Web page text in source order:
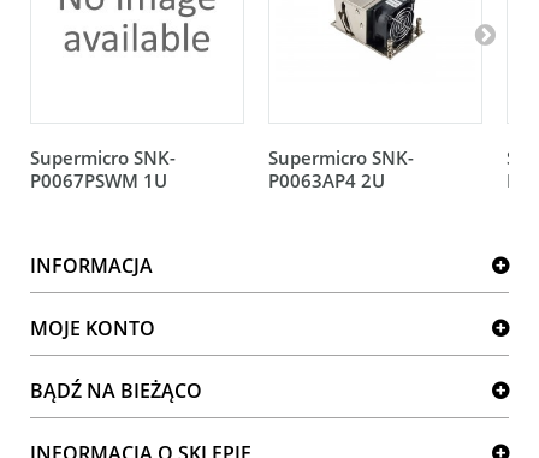
Supermicro SNK-
P0067PSWM 1U
Supermicro SNK-
P0063AP4 2U
INFORMACJA
MOJE KONTO
BĄDŹ NA BIEŻĄCO